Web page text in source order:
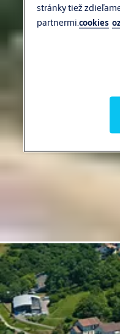
stránky tiež
partnermi.cookies